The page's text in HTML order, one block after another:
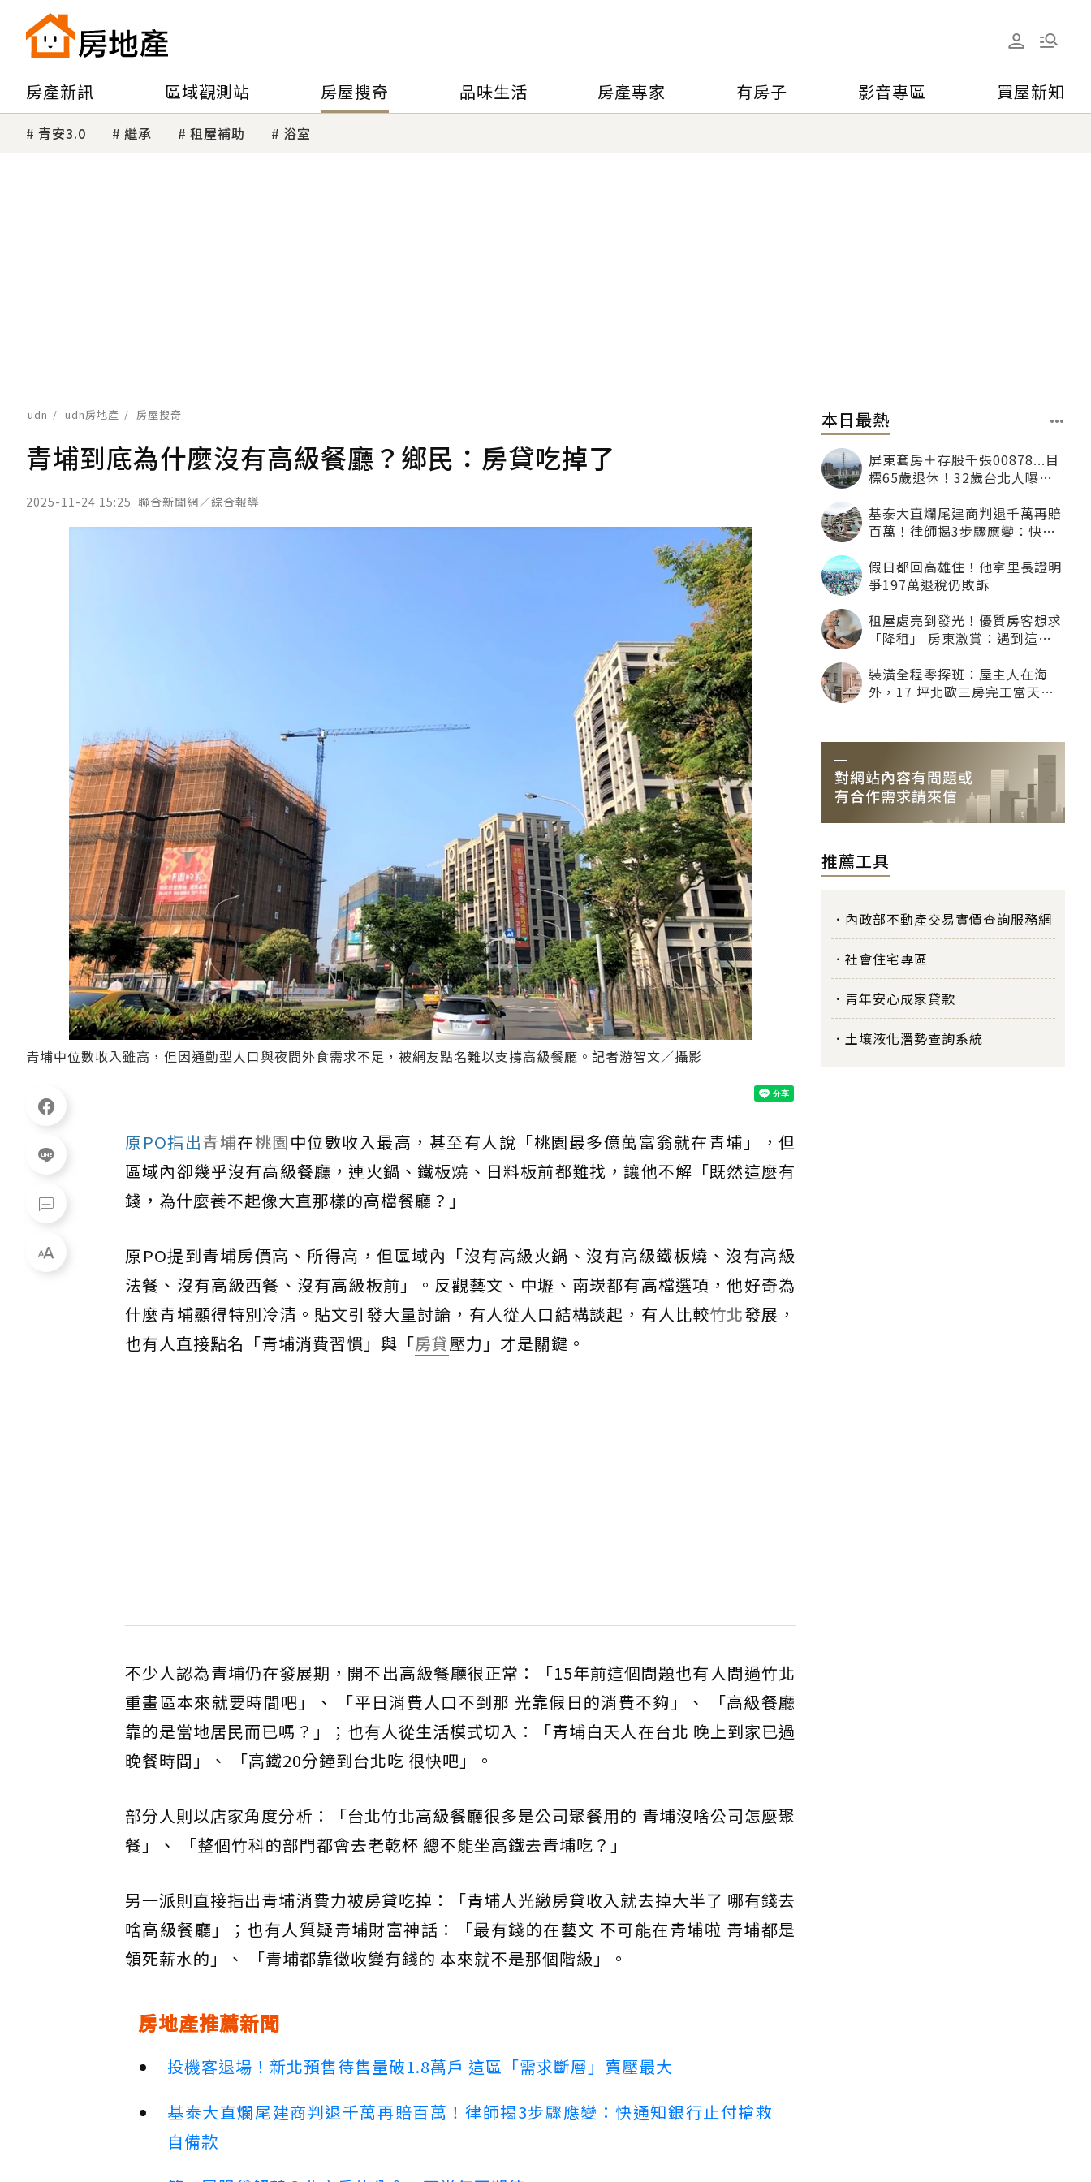
房產新訊 區域觀測站 房屋搜奇 品味生活 房產專家 有房子 影音專區 買屋新知
青安3.0 繼承 租屋補助 浴室
udn udn房地產 房屋搜奇
青埔到底為什麼沒有高級餐廳？鄉民：房貸吃掉了
2025-11-24 15:25 聯合新聞網／綜合報導
青埔中位數收入雖高，但因通勤型人口與夜間外食需求不足，被網友點名難以支撐高級餐廳。記者游智文／攝影
原PO指出青埔在桃園中位數收入最高，甚至有人說「桃園最多億萬富翁就在青埔」，但
區域內卻幾乎沒有高級餐廳，連火鍋、鐵板燒、日料板前都難找，讓他不解「既然這麼有
錢，為什麼養不起像大直那樣的高檔餐廳？」
原PO提到青埔房價高、所得高，但區域內「沒有高級火鍋、沒有高級鐵板燒、沒有高級
法餐、沒有高級西餐、沒有高級板前」。反觀藝文、中壢、南崁都有高檔選項，他好奇為
什麼青埔顯得特別冷清。貼文引發大量討論，有人從人口結構談起，有人比較竹北發展，
也有人直接點名「青埔消費習慣」與「房貸壓力」才是關鍵。
不少人認為青埔仍在發展期，開不出高級餐廳很正常：「15年前這個問題也有人問過竹北
重畫區本來就要時間吧」、 「平日消費人口不到那 光靠假日的消費不夠」、 「高級餐廳
靠的是當地居民而已嗎？」；也有人從生活模式切入：「青埔白天人在台北 晚上到家已過
晚餐時間」、 「高鐵20分鐘到台北吃 很快吧」。
部分人則以店家角度分析：「台北竹北高級餐廳很多是公司聚餐用的 青埔沒啥公司怎麼聚
餐」、 「整個竹科的部門都會去老乾杯 總不能坐高鐵去青埔吃？」
另一派則直接指出青埔消費力被房貸吃掉：「青埔人光繳房貸收入就去掉大半了 哪有錢去
啥高級餐廳」；也有人質疑青埔財富神話：「最有錢的在藝文 不可能在青埔啦 青埔都是
領死薪水的」、 「青埔都靠徵收變有錢的 本來就不是那個階級」。
房地產推薦新聞
投機客退場！新北預售待售量破1.8萬戶 這區「需求斷層」賣壓最大
基泰大直爛尾建商判退千萬再賠百萬！律師揭3步驟應變：快通知銀行止付搶救
自備款
本日最熱
屏東套房＋存股千張00878...目
標65歲退休！32歲台北人曝：
基泰大直爛尾建商判退千萬再賠
百萬！律師揭3步驟應變：快通
假日都回高雄住！他拿里長證明
爭197萬退稅仍敗訴
租屋處亮到發光！優質房客想求
「降租」 房東激賞：遇到這種
裝潢全程零探班：屋主人在海
外，17 坪北歐三房完工當天才
推薦工具
內政部不動產交易實價查詢服務網
社會住宅專區
青年安心成家貸款
土壤液化潛勢查詢系統